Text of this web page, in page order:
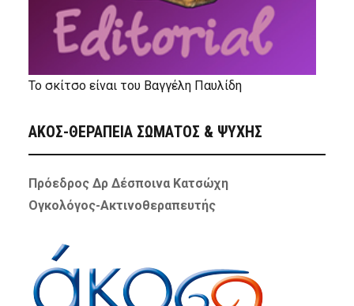
Το σκίτσο είναι του Βαγγέλη Παυλίδη
ΑΚΟΣ-ΘΕΡΑΠΕΙΑ ΣΩΜΑΤΟΣ & ΨΥΧΗΣ
Πρόεδρος Δρ Δέσποινα Κατσώχη
Ογκολόγος-Ακτινοθεραπευτής